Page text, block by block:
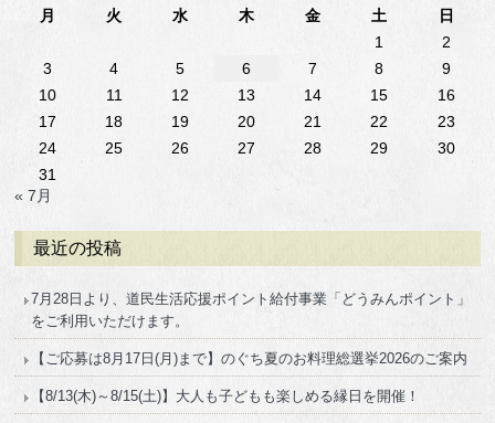
月
火 水 木 金 土
日
1
2
3
4 5 6 7 8
9
10
11 12 13 14 15
16
17
18 19 20 21 22
23
24
25 26 27 28 29
30
31
« 7月
最近の投稿
7月28日より、道民生活応援ポイント給付事業「どうみんポイント」
をご利用いただけます。
【ご応募は8月17日(月)まで】のぐち夏のお料理総選挙2026のご案内
【8/13(木)～8/15(土)】大人も子どもも楽しめる縁日を開催！